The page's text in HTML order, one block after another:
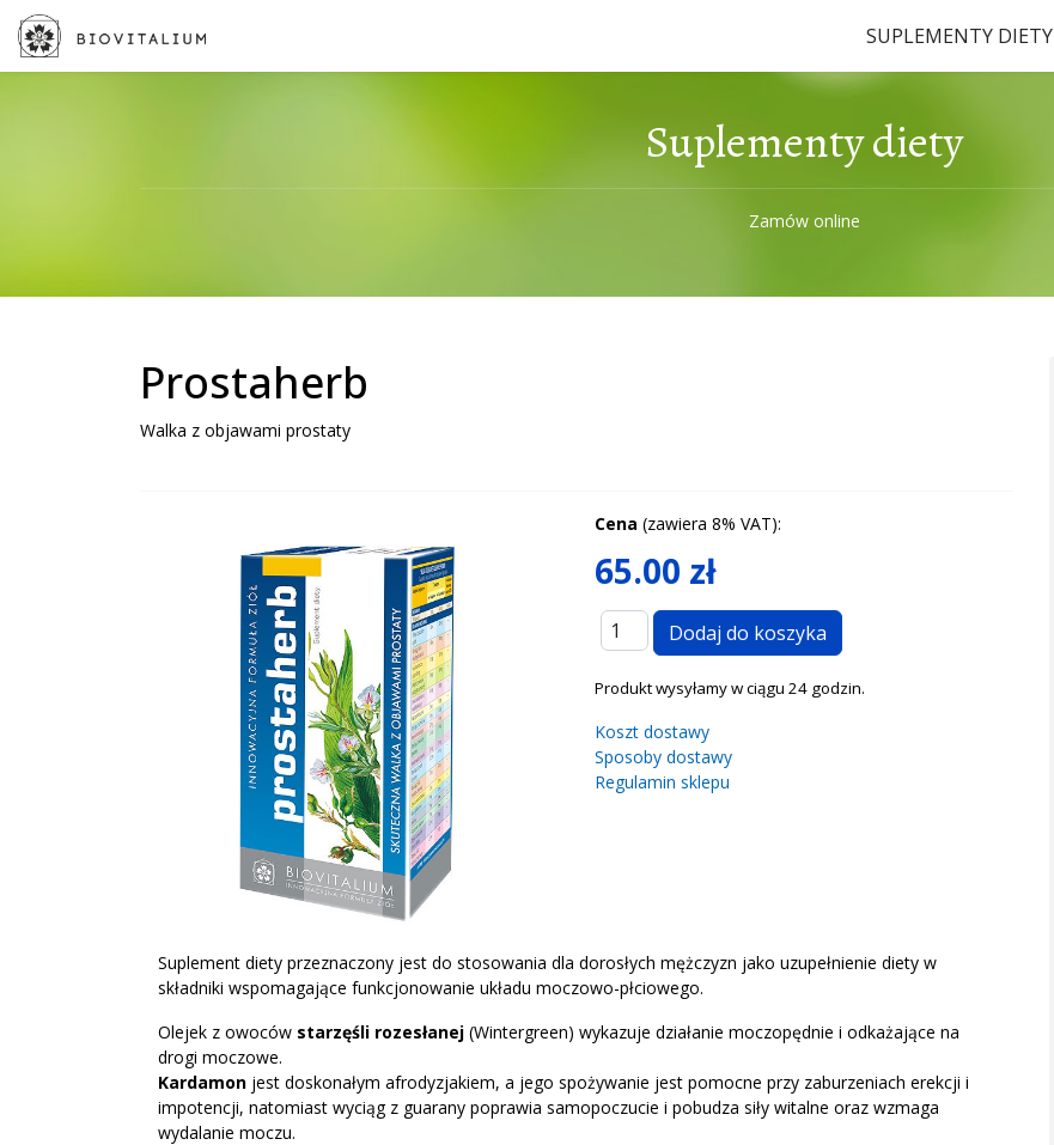
SUPLEMENTY DIETY
Suplementy diety
Zamów online
Prostaherb
Walka z objawami prostaty
Cena (zawiera 8% VAT):
65.00 zł
Produkt wysyłamy w ciągu 24 godzin.
Koszt dostawy
Sposoby dostawy
Regulamin sklepu
Suplement diety przeznaczony jest do stosowania dla dorosłych mężczyzn jako uzupełnienie diety w
składniki wspomagające funkcjonowanie układu moczowo-płciowego.
Olejek z owoców starzęśli rozesłanej (Wintergreen) wykazuje działanie moczopędnie i odkażające na
drogi moczowe.
Kardamon jest doskonałym afrodyzjakiem, a jego spożywanie jest pomocne przy zaburzeniach erekcji i
impotencji, natomiast wyciąg z guarany poprawia samopoczucie i pobudza siły witalne oraz wzmaga
wydalanie moczu.